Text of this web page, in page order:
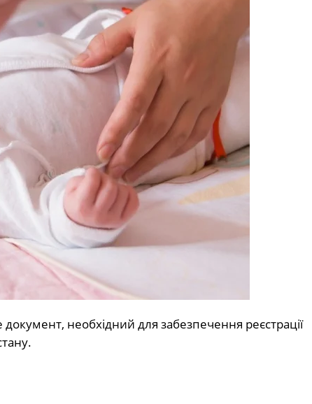
необхідний для забезпечення реєстрації